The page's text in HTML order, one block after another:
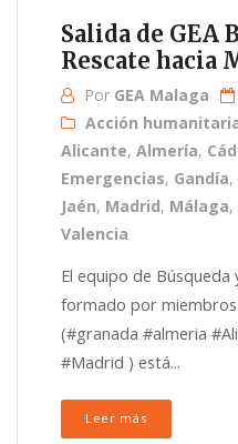
Salida de GEA
Rescate hacia
Por GEA Malaga
Acción
Alicante, Almería,
Emergencias, Gandía,
Jaén, Madrid, Málaga,
Valencia
El equipo de Búsqueda
formado por
(#granada #almeria
#Madrid ) está...
Leer más